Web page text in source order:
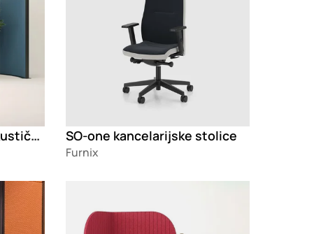
OMNIA Samostojeća akustična pregrada za kancelarije SO-one kancelarijske stolice
Furnix